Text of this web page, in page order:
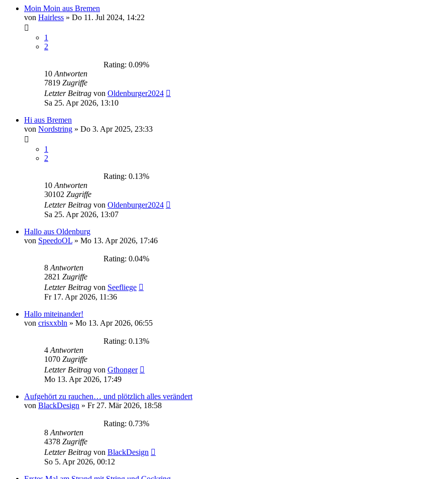
Moin Moin aus Bremen
von Hairless » Do 11. Jul 2024, 14:22
1
2
Rating: 0.09%
10 Antworten
7819 Zugriffe
Letzter Beitrag von Oldenburger2024
Sa 25. Apr 2026, 13:10
Hi aus Bremen
von Nordstring » Do 3. Apr 2025, 23:33
1
2
Rating: 0.13%
10 Antworten
30102 Zugriffe
Letzter Beitrag von Oldenburger2024
Sa 25. Apr 2026, 13:07
Hallo aus Oldenburg
von SpeedoOL » Mo 13. Apr 2026, 17:46
Rating: 0.04%
8 Antworten
2821 Zugriffe
Letzter Beitrag von Seefliege
Fr 17. Apr 2026, 11:36
Hallo miteinander!
von crisxxbln » Mo 13. Apr 2026, 06:55
Rating: 0.13%
4 Antworten
1070 Zugriffe
Letzter Beitrag von Gthonger
Mo 13. Apr 2026, 17:49
Aufgehört zu rauchen… und plötzlich alles verändert
von BlackDesign » Fr 27. Mär 2026, 18:58
Rating: 0.73%
8 Antworten
4378 Zugriffe
Letzter Beitrag von BlackDesign
So 5. Apr 2026, 00:12